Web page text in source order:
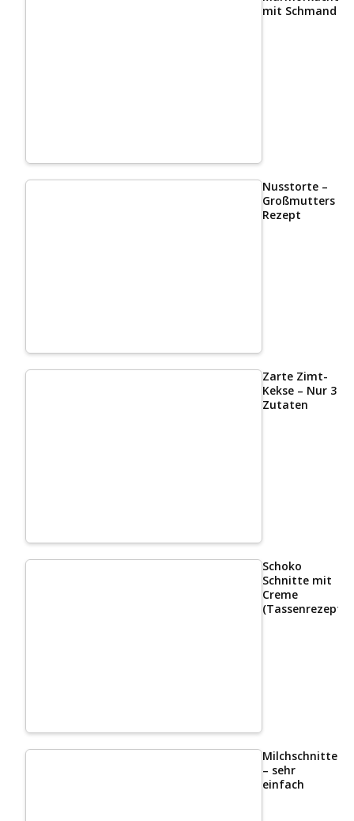
mit Schmand
Nusstorte –
Großmutters
Rezept
Zarte Zimt-
Kekse – Nur 3
Zutaten
Schoko
Schnitte mit
Creme
(Tassenrezept)
– sehr
einfach